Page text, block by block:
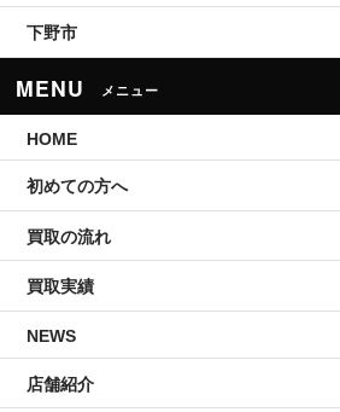
下野市
MENU メニュー
HOME
初めての方へ
買取の流れ
買取実績
NEWS
店舗紹介